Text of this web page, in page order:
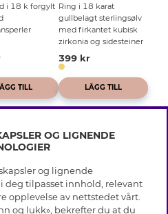
i 18 k forgylt
TILL
Ring i 18 karat
gullbelagt sterlingsølv
med firkantet kubisk
zirkonia og sidesteiner
399 kr
LÄGG TILL
INFO
Vilkår
OG LIGNENDE
og lignende
deg tilpasset innhold, relevant
opplevelse av nettstedet vårt.
og lukk», bekrefter du at du